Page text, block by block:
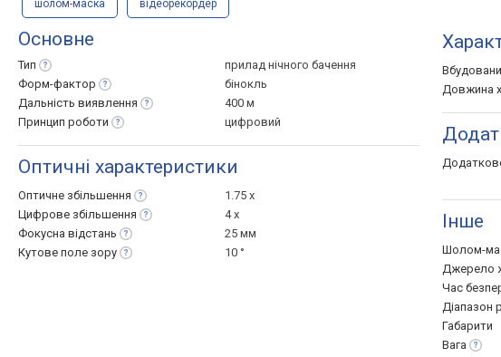
шолом-маска відеорекордер
Основне
Тип
прилад нічного бачення
Форм-фактор
бінокль
Дальність виявлення
400 м
Принцип роботи цифровий
Оптичні характеристики
Оптичне збільшення
1.75 x
Цифрове збільшення
4 x
Фокусна відстань
25 мм
Кутове поле зору 10 °
Довжина
Інше
Шолом-
Джерело
Час
Діапазон
Габарити
Вага